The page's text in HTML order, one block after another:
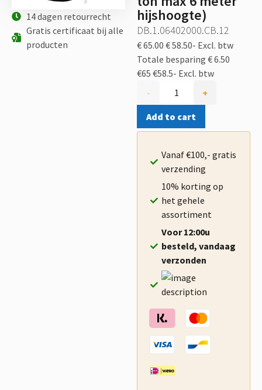
14 dagen retourrecht
Gratis certificaat bij alle
producten
hijshoogte)
DB.1.06402000.CB.12
€ 65.00 € 58.50- Excl. btw
Totale besparing € 6.50
€65 €58.5- Excl. btw
-
+
Add to cart
Vanaf €100,- gratis
verzending
10% korting op
het gehele
assortiment
Voor 12:00u
besteld, vandaag
verzonden